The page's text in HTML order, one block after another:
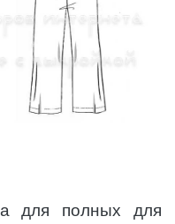
для полных для